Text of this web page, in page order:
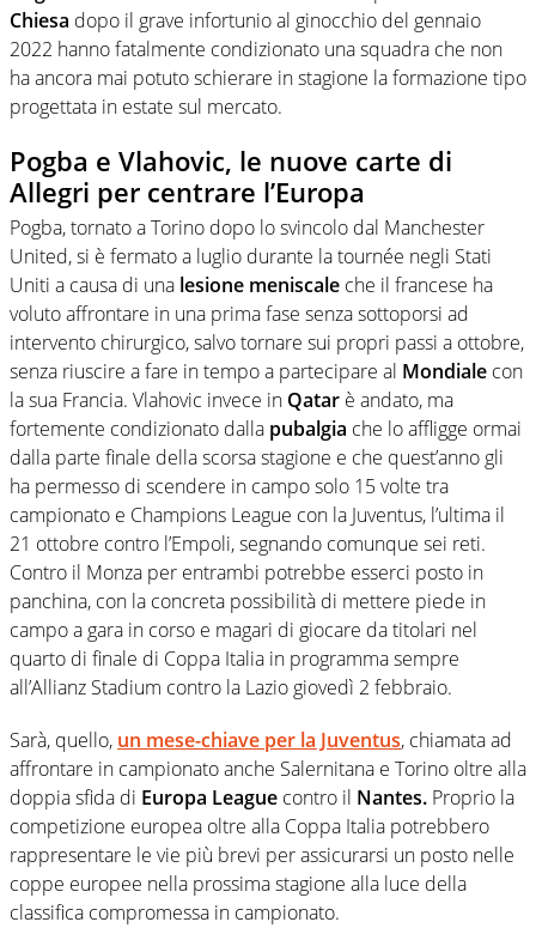
Chiesa dopo il grave infortunio al ginocchio del gennaio
2022 hanno fatalmente condizionato una squadra che non
ha ancora mai potuto schierare in stagione la formazione tipo
progettata in estate sul mercato.
Pogba e Vlahovic, le nuove carte di
Allegri per centrare l’Europa
Pogba, tornato a Torino dopo lo svincolo dal Manchester
United, si è fermato a luglio durante la tournée negli Stati
Uniti a causa di una lesione meniscale che il francese ha
voluto affrontare in una prima fase senza sottoporsi ad
intervento chirurgico, salvo tornare sui propri passi a ottobre,
senza riuscire a fare in tempo a partecipare al Mondiale con
la sua Francia. Vlahovic invece in Qatar è andato, ma
fortemente condizionato dalla pubalgia che lo affligge ormai
dalla parte finale della scorsa stagione e che quest’anno gli
ha permesso di scendere in campo solo 15 volte tra
campionato e Champions League con la Juventus, l’ultima il
21 ottobre contro l’Empoli, segnando comunque sei reti.
Contro il Monza per entrambi potrebbe esserci posto in
panchina, con la concreta possibilità di mettere piede in
campo a gara in corso e magari di giocare da titolari nel
quarto di finale di Coppa Italia in programma sempre
all’Allianz Stadium contro la Lazio giovedì 2 febbraio.
Sarà, quello, un mese-chiave per la Juventus, chiamata ad
affrontare in campionato anche Salernitana e Torino oltre alla
doppia sfida di Europa League contro il Nantes. Proprio la
competizione europea oltre alla Coppa Italia potrebbero
rappresentare le vie più brevi per assicurarsi un posto nelle
coppe europee nella prossima stagione alla luce della
classifica compromessa in campionato.